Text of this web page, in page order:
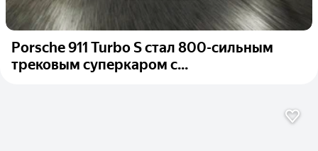
Porsche 911 Turbo S стал 800-сильным
трековым суперкаром с...